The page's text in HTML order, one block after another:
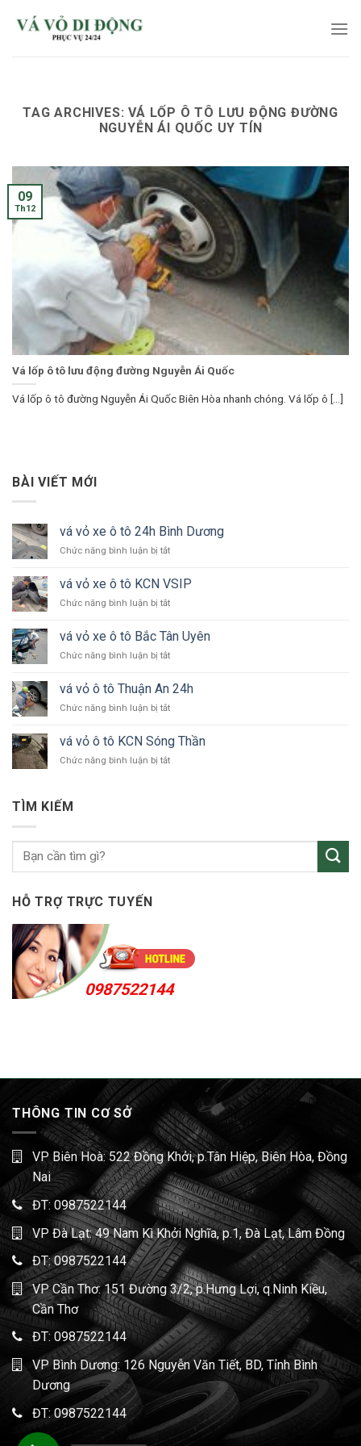
TAG ARCHIVES:VÁ LỐP Ô TÔ LƯU ĐỘNG ĐƯỜNG
NGUYỄN ÁI QUỐC UY TÍN
Vá lốp ô tô lưu động đường Nguyễn Ái Quốc
Vá lốp ô tô đường Nguyễn Ái Quốc Biên Hòa nhanh chóng. Vá lốp ô [...]
09
Th12
BÀI VIẾT MỚI
vá vỏ xe ô tô 24h Bình Dương
Chức năng bình luận bị tắtở
vỏ
xe
ô
24h
Dương
vá vỏ xe ô tô KCN VSIP
Chức năng bình luận bị tắtở
vỏ
xe
ô
KCN
vá vỏ xe ô tô Bắc Tân Uyên
Chức năng bình luận bị tắtở
vỏ
xe
ô
Bắc
Tân
Uyên
vá vỏ ô tô Thuận An 24h
Chức năng bình luận bị tắtở
ô
tô
vá vỏ ô tô KCN Sóng Thần
Chức năng bình luận bị tắtở
Sóng
TÌM KIẾM
HỖ TRỢ TRỰC TUYẾN
0987522144
THÔNG TIN CƠ SỞ
VP Biên Hoà: 522 Đồng Khởi, p.Tân Hiệp, Biên Hòa, Đồng
Nai
ĐT: 0987522144
VP Đà Lạt: 49 Nam Kì Khởi Nghĩa, p.1, Đà Lạt, Lâm Đồng
ĐT:0987522144
VP Cần Thơ: 151 Đường 3/2, p.Hưng Lợi, q.Ninh Kiều,
Cần Thơ
ĐT: 0987522144
VP Bình Dương: 126 Nguyễn Văn Tiết, BD, Tỉnh Bình
Dương
ĐT: 0987522144